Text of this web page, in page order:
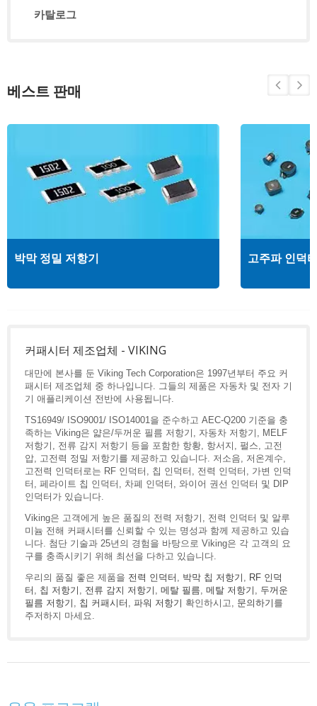
카탈로그
베스트 판매
박막 정밀 저항기 고주파 인덕
커패시터 제조업체 - VIKING
대만에 본사를 둔 Viking Tech Corporation은 1997년부터 주요 커
패시터 제조업체 중 하나입니다. 그들의 제품은 자동차 및 전자 기
기 애플리케이션 전반에 사용됩니다.
TS16949/ ISO9001/ ISO14001을 준수하고 AEC-Q200 기준을 충
족하는 Viking은 얇은/두꺼운 필름 저항기, 자동차 저항기, MELF
저항기, 전류 감지 저항기 등을 포함한 항황, 항서지, 펄스, 고전
압, 고전력 정밀 저항기를 제공하고 있습니다. 저소음, 저온계수,
고전력 인덕터로는 RF 인덕터, 칩 인덕터, 전력 인덕터, 가변 인덕
터, 페라이트 칩 인덕터, 차폐 인덕터, 와이어 권선 인덕터 및 DIP
인덕터가 있습니다.
Viking은 고객에게 높은 품질의 전력 저항기, 전력 인덕터 및 알루
미늄 전해 커패시터를 신뢰할 수 있는 명성과 함께 제공하고 있습
니다. 첨단 기술과 25년의 경험을 바탕으로 Viking은 각 고객의 요
구를 충족시키기 위해 최선을 다하고 있습니다.
우리의 품질 좋은 제품을 전력 인덕터 박막 칩 저항기
RF 인덕
터
칩 저항기 전류 감지 저항기 메탈 필름 메탈 저항기
두꺼운
필름 저항기
칩 커패시터 파워 저항기 확인하시고, 문의하기 를
주저하지 마세요.